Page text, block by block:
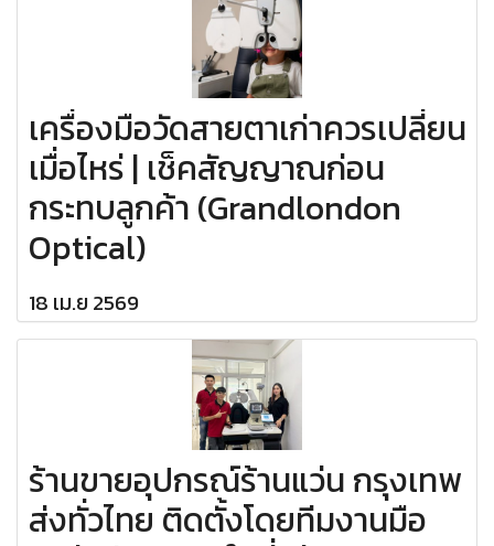
เครื่องมือวัดสายตาเก่าควรเปลี่ยน
เมื่อไหร่ | เช็คสัญญาณก่อน
กระทบลูกค้า (Grandlondon
Optical)
18 เม.ย 2569
ร้านขายอุปกรณ์ร้านแว่น กรุงเทพ
ส่งทั่วไทย ติดตั้งโดยทีมงานมือ